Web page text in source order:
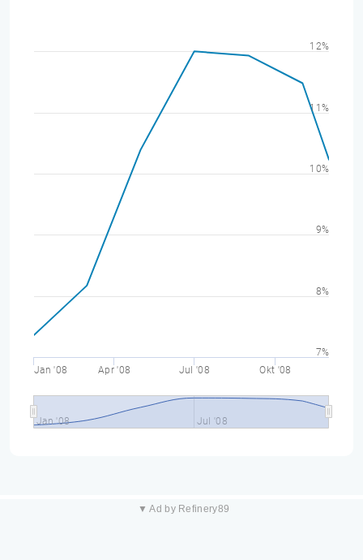
Jan '08 Apr '08 Jul '08 Okt '08
Jan '08 Jul '08
7%
8%
9%
10%
11%
12%
▼ Ad by Refinery89